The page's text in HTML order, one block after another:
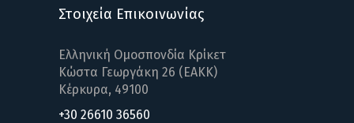
Στοιχεία Επικοινωνίας
Ελληνική Ομοσπονδία Κρίκετ
Κώστα Γεωργάκη 26 (ΕΑΚΚ)
Κέρκυρα, 49100
+30 26610 36560